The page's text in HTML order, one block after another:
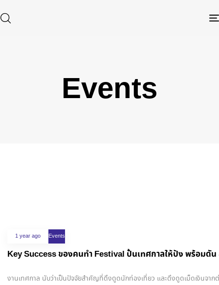
Events
1 year ago Events
Key Success ของคนทำ Festival ปั้นเทศกาลให้ปัง พร้อมดั
งานเทศกาล นับว่าเป็นปัจจัยสำคัญที่ดึงดูดนักท่องเที่ยว และดึงดูดเม็ดเงินจาก